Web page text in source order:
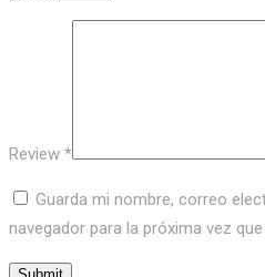
Review *
Guarda mi nombre, correo
navegador para la próxima vez